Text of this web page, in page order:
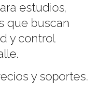
estudios,
que buscan
y control
y soportes.